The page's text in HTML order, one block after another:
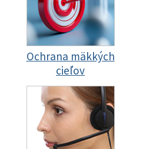
Ochrana mäkkých
cieľov